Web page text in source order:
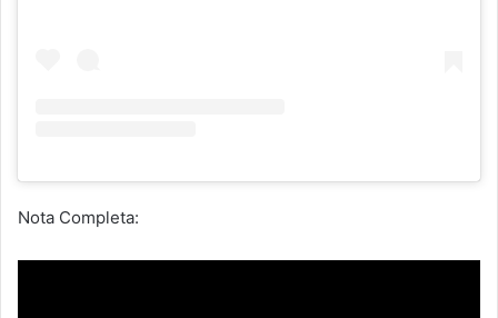
Nota Completa: